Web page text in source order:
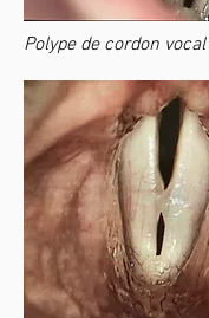
Polype de cordon